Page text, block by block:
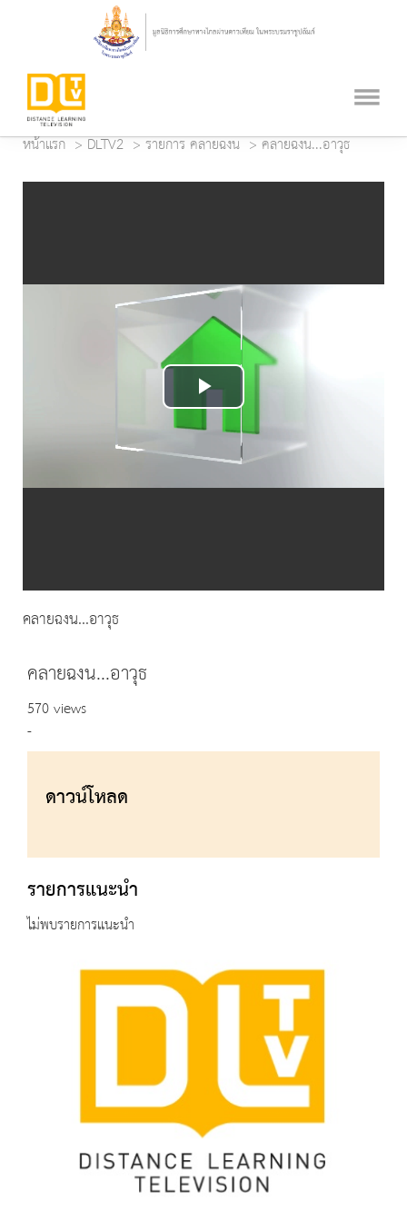
หน้าแรก DLTV2 รายการ คลายฉงน คลายฉงน...อาวุธ
Play
Video
คลายฉงน...อาวุธ
คลายฉงน...อาวุธ
570 views
-
ดาวน์โหลด
รายการแนะนำ
ไม่พบรายการแนะนำ